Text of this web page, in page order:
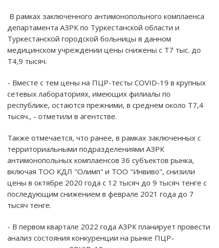
В рамках заключенного антимонопольного комплаенса
департамента АЗРК по Туркестанской области и
Туркестанской городской больницы в данном
медицинском учреждении цены снижены с Т7 тыс. до
Т4,9 тысяч.
- Вместе с тем цены на ПЦР-тесты COVID-19 в крупных
сетевых лабораториях, имеющих филиалы по
республике, остаются прежними, в среднем около Т7,4
тысяч., - отметили в агентстве.
Также отмечается, что ранее, в рамках заключенных с
территориальными подразделениями АЗРК
антимонопольных комплаенсов 36 субъектов рынка,
включая ТОО КДЛ "Олимп" и ТОО "Инвиво", снизили
цены в октябре 2020 года с 12 тысяч до 9 тысяч тенге с
последующим снижением в феврале 2021 года до 7
тысяч тенге.
- В первом квартале 2022 года АЗРК планирует провести
анализ состояния конкуренции на рынке ПЦР-